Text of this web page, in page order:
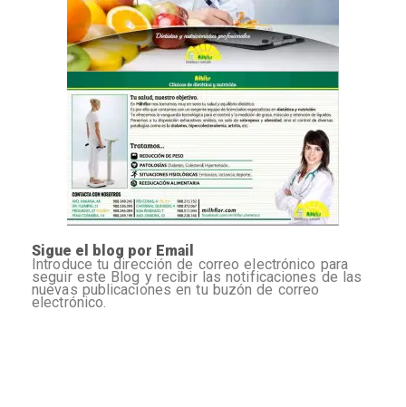
Sigue el blog por Email
Introduce tu dirección de correo electrónico para
seguir este Blog y recibir las notificaciones de las
nuevas publicaciones en tu buzón de correo
electrónico.